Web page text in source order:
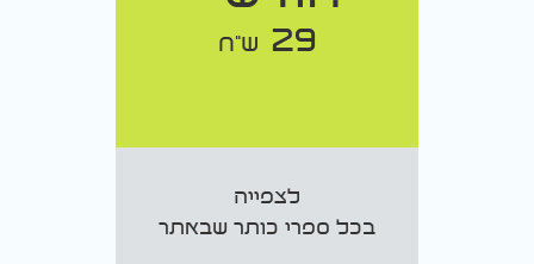
29 ש"ח
לצפייה
בכל ספרי כותר שבאתר